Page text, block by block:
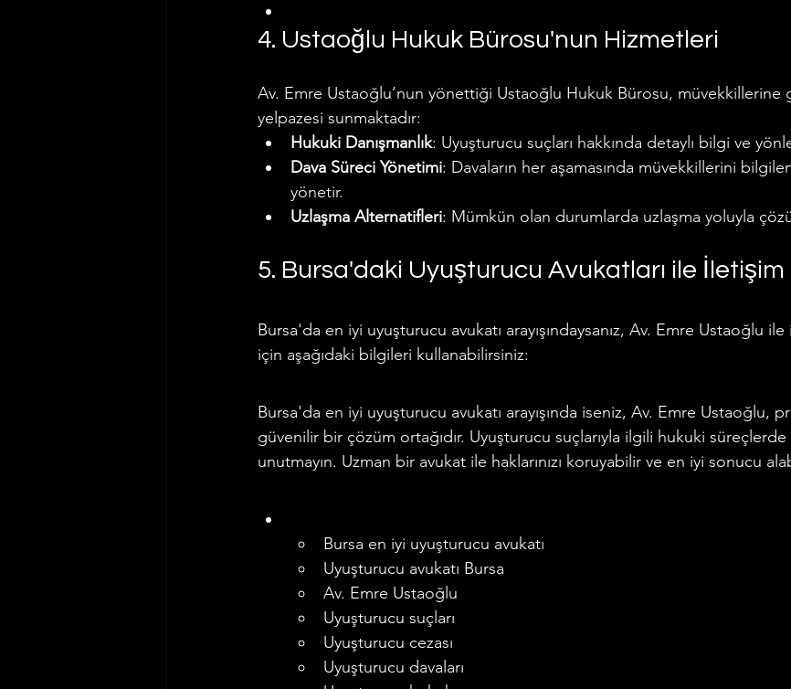
4. Ustaoğlu Hukuk Bürosu'nun Hizmetleri
Av. Emre Ustaoğlu’nun yönettiği Ustaoğlu Hukuk Bürosu, müvekkillerine
yelpazesi sunmaktadır:
Hukuki Danışmanlık: Uyuşturucu suçları hakkında detaylı bilgi ve
Dava Süreci Yönetimi: Davaların her aşamasında müvekkillerini
yönetir.
Uzlaşma Alternatifleri: Mümkün olan durumlarda uzlaşma yoluyla
5. Bursa'daki Uyuşturucu Avukatları ile İletişim
Bursa'da en iyi uyuşturucu avukatı arayışındaysanız, Av. Emre Ustaoğlu
için aşağıdaki bilgileri kullanabilirsiniz:
Bursa'da en iyi uyuşturucu avukatı arayışında iseniz, Av. Emre Ustaoğlu,
güvenilir bir çözüm ortağıdır. Uyuşturucu suçlarıyla ilgili hukuki süreçlerde
unutmayın. Uzman bir avukat ile haklarınızı koruyabilir ve en iyi sonucu
Bursa en iyi uyuşturucu avukatı
Uyuşturucu avukatı Bursa
Av. Emre Ustaoğlu
Uyuşturucu suçları
Uyuşturucu cezası
Uyuşturucu davaları